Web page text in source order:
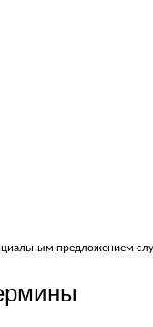
предложением